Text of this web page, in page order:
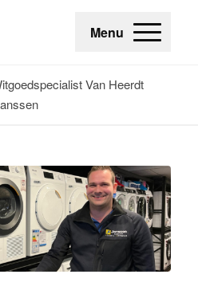
Menu
Van Heerdt